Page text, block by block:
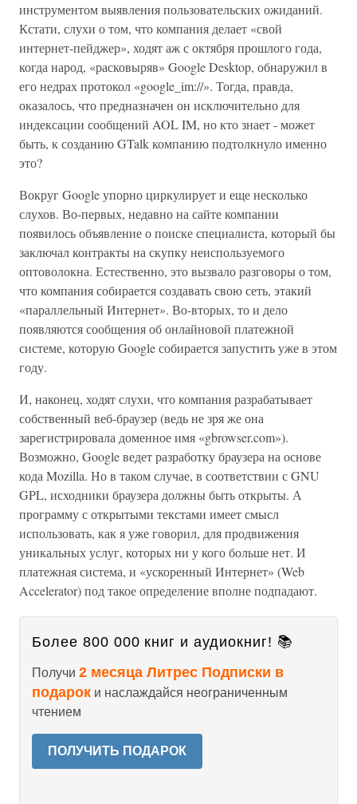
инструментом выявления пользовательских ожиданий.
Кстати, слухи о том, что компания делает «свой
интернет-пейджер», ходят аж с октября прошлого года,
когда народ, «расковыряв» Google Desktop, обнаружил в
его недрах протокол «google_im://». Тогда, правда,
оказалось, что предназначен он исключительно для
индексации сообщений AOL IM, но кто знает - может
быть, к созданию GTalk компанию подтолкнуло именно
это?
Вокруг Google упорно циркулирует и еще несколько
слухов. Во-первых, недавно на сайте компании
появилось объявление о поиске специалиста, который бы
заключал контракты на скупку неиспользуемого
оптоволокна. Естественно, это вызвало разговоры о том,
что компания собирается создавать свою сеть, этакий
«параллельный Интернет». Во-вторых, то и дело
появляются сообщения об онлайновой платежной
системе, которую Google собирается запустить уже в этом
году.
И, наконец, ходят слухи, что компания разрабатывает
собственный веб-браузер (ведь не зря же она
зарегистрировала доменное имя «gbrowser.com»).
Возможно, Google ведет разработку браузера на основе
кода Mozilla. Но в таком случае, в соответствии с GNU
GPL, исходники браузера должны быть открыты. А
программу с открытыми текстами имеет смысл
использовать, как я уже говорил, для продвижения
уникальных услуг, которых ни у кого больше нет. И
платежная система, и «ускоренный Интернет» (Web
Accelerator) под такое определение вполне подпадают.
Более 800 000 книг и аудиокниг! 📚
Получи 2 месяца Литрес Подписки в
подарок и наслаждайся неограниченным
чтением
ПОЛУЧИТЬ ПОДАРОК